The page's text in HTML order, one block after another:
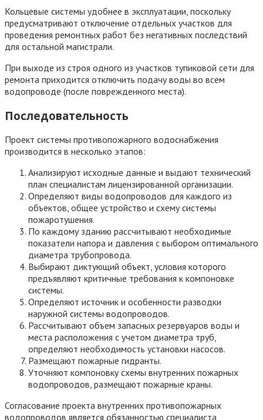
Кольцевые системы удобнее в эксплуатации, поскольку
предусматривают отключение отдельных участков для
проведения ремонтных работ без негативных последствий
для остальной магистрали.
При выходе из строя одного из участков тупиковой сети для
ремонта приходится отключить подачу воды во всем
водопроводе (после поврежденного места).
Последовательность
Проект системы противопожарного водоснабжения
производится в несколько этапов:
Анализируют исходные данные и выдают технический
план специалистам лицензированной организации.
Определяют виды водопроводов для каждого из
объектов, общее устройство и схему системы
пожаротушения.
По каждому зданию рассчитывают необходимые
показатели напора и давления с выбором оптимального
диаметра трубопровода.
Выбирают диктующий объект, условия которого
предъявляют критичные требования к компоновке
системы.
Определяют источник и особенности разводки
наружной системы водопроводов.
Рассчитывают объем запасных резервуаров воды и
места расположения с учетом диаметра труб,
определяют необходимость установки насосов.
Размещают пожарные гидранты.
Уточняют компоновку схемы внутренних пожарных
водопроводов, размещают пожарные краны.
Согласование проекта внутренних противопожарных
водопроводов является обязанностью специалиста